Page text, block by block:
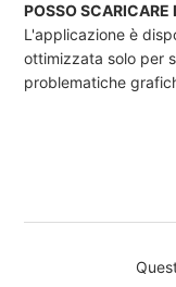
POSSO SCARICARE
L'applicazione è
ottimizzata solo per
problematiche